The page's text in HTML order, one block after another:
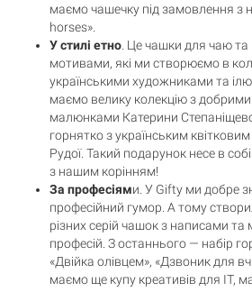
маємо чашечку під замовлення з
horses».
У стилі етно . Це чашки для чаю та
мотивами, які ми створюємо в
українськими художниками та
маємо велику колекцію з
малюнками Катерини
горнятко з українським
Рудої. Такий подарунок несе в собі
з нашим корінням!
За професіями. У Gifty ми добре
професійний гумор. А тому
різних серій чашок з написами
професій. З останнього — набір
«Двійка олівцем», «Дзвоник для
маємо ще купу креативів для IT,
Кошик0
Кошик